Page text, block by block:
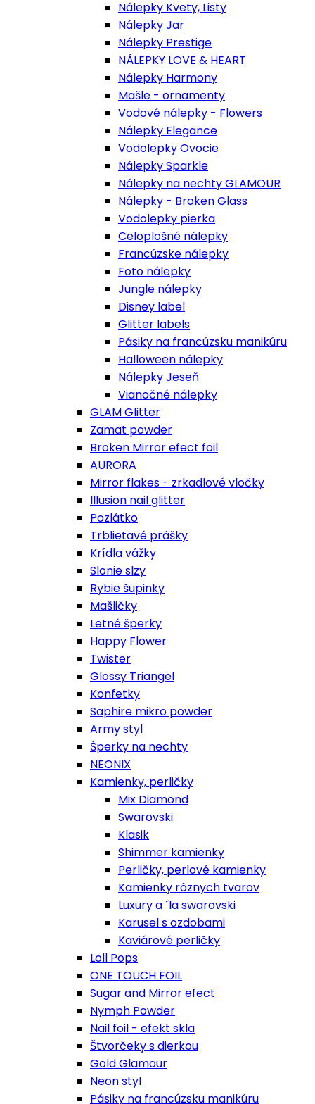
Nálepky Kvety, Listy
Nálepky Jar
Nálepky Prestige
NÁLEPKY LOVE & HEART
Nálepky Harmony
Mašle - ornamenty
Vodové nálepky - Flowers
Nálepky Elegance
Vodolepky Ovocie
Nálepky Sparkle
Nálepky na nechty GLAMOUR
Nálepky - Broken Glass
Vodolepky pierka
Celoplošné nálepky
Francúzske nálepky
Foto nálepky
Jungle nálepky
Disney label
Glitter labels
Pásiky na francúzsku manikúru
Halloween nálepky
Nálepky Jeseň
Vianočné nálepky
GLAM Glitter
Zamat powder
Broken Mirror efect foil
AURORA
Mirror flakes - zrkadlové vločky
Illusion nail glitter
Pozlátko
Trblietavé prášky
Krídla vážky
Slonie slzy
Rybie šupinky
Mašličky
Letné šperky
Happy Flower
Twister
Glossy Triangel
Konfetky
Saphire mikro powder
Army styl
Šperky na nechty
NEONIX
Kamienky, perličky
Mix Diamond
Swarovski
Klasik
Shimmer kamienky
Perličky, perlové kamienky
Kamienky rôznych tvarov
Luxury a ´la swarovski
Karusel s ozdobami
Kaviárové perličky
Loll Pops
ONE TOUCH FOIL
Sugar and Mirror efect
Nymph Powder
Nail foil - efekt skla
Štvorčeky s dierkou
Gold Glamour
Neon styl
Pásiky na francúzsku manikúru